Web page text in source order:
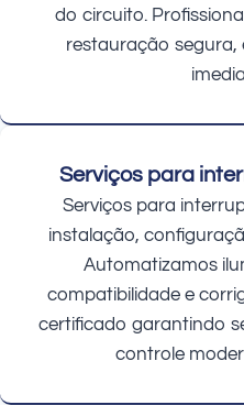
do circuito.
restauração segura,
Serviços para
Serviços para
instalação,
Automatizamos
compatibilidade e
certificado garantindo
controle